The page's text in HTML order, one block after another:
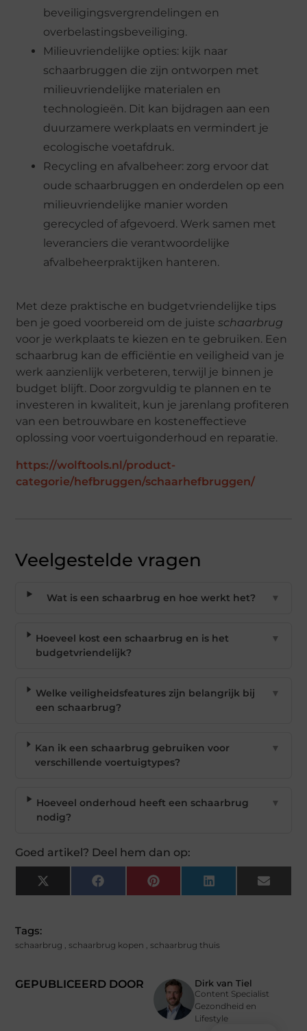
beveiligingsvergrendelingen en
overbelastingsbeveiliging.
Milieuvriendelijke opties: kijk naar
schaarbruggen die zijn ontworpen met
milieuvriendelijke materialen en
technologieën. Dit kan bijdragen aan een
duurzamere werkplaats en vermindert je
ecologische voetafdruk.
Recycling en afvalbeheer: zorg ervoor dat
oude schaarbruggen en onderdelen op een
milieuvriendelijke manier worden
gerecycled of afgevoerd. Werk samen met
leveranciers die verantwoordelijke
afvalbeheerpraktijken hanteren.
Met deze praktische en budgetvriendelijke tips
ben je goed voorbereid om de juisteschaarbrug
voor je werkplaats te kiezen en te gebruiken. Een
schaarbrug kan de efficiëntie en veiligheid van je
werk aanzienlijk verbeteren, terwijl je binnen je
budget blijft. Door zorgvuldig te plannen en te
investeren in kwaliteit, kun je jarenlang profiteren
van een betrouwbare en kosteneffectieve
oplossing voor voertuigonderhoud en reparatie.
https://wolftools.nl/product-
categorie/hefbruggen/schaarhefbruggen/
Veelgestelde vragen
Wat is een schaarbrug en hoe werkt het? ▼
Hoeveel kost een schaarbrug en is het
budgetvriendelijk?
▼
Welke veiligheidsfeatures zijn belangrijk bij
een schaarbrug?
▼
Kan ik een schaarbrug gebruiken voor
verschillende voertuigtypes?
▼
Hoeveel onderhoud heeft een schaarbrug
nodig?
▼
Goed artikel? Deel hem dan op:
X
(Twitter)
Facebook Pinterest LinkedIn Email
GEPUBLICEERD DOOR Dirk van Tiel
Content Specialist
Gezondheid en
Lifestyle
Tags:
schaarbrug , schaarbrug kopen , schaarbrug thuis